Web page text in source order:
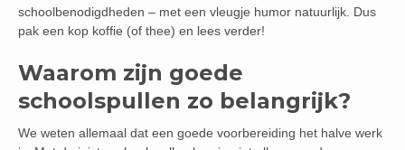
schoolbenodigdheden – met een vleugje humor natuurlijk. Dus
pak een kop koffie (of thee) en lees verder!
Waarom zijn goede
schoolspullen zo belangrijk?
We weten allemaal dat een goede voorbereiding het halve werk